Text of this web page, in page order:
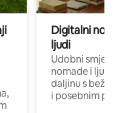
Digitalni
ljudi
Udobni
nomade i ljude
daljinu s
i posebnim